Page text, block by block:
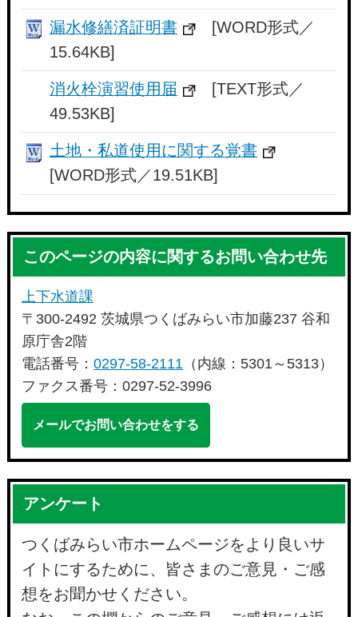
漏水修繕済証明書
[WORD形式／
15.64KB]
消火栓演習使用届
[TEXT形式／
49.53KB]
土地・私道使用に関する覚書
[WORD形式／19.51KB]
このページの内容に関するお問い合わせ先
上下水道課
〒300-2492 茨城県つくばみらい市加藤237 谷和
原庁舎2階
電話番号：0297-58-2111 （内線：5301～5313）
ファクス番号：0297-52-3996
メールでお問い合わせをする
アンケート
つくばみらい市ホームページをより良いサ
イトにするために、皆さまのご意見・ご感
想をお聞かせください。